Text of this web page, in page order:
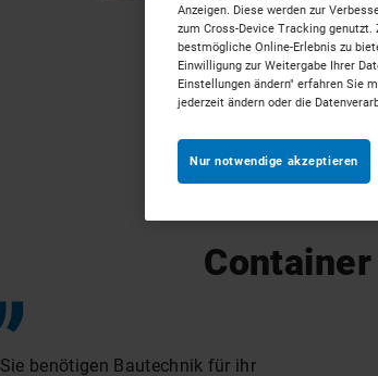
Sie benötigen Bautechnik für ihr
Anzeigen. Diese werden zur
zum Cross-Device Tracking
bestmögliche Online-Erlebnis zu
Einwilligung zur Weitergabe Ihrer
Einstellungen ändern" erfahren Sie
jederzeit ändern oder die
Nur notwendige akzeptieren